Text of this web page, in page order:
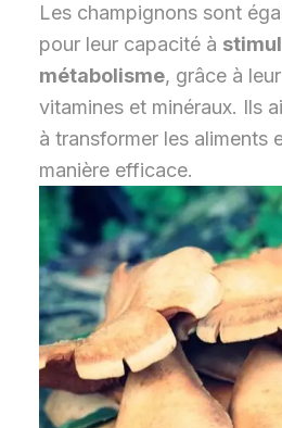
Les champignons sont
pour leur capacité à
métabolisme, grâce à
vitamines et minéraux. Ils
à transformer les aliments
manière efficace.